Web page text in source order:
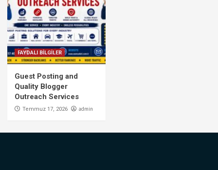
FAYDALI BİLGİLER
Guest Posting and
Quality Blogger
Outreach Services
Temmuz 17, 2026 admin